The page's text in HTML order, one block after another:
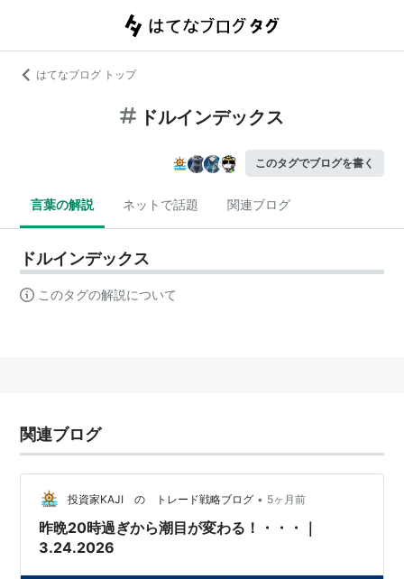
はてなブログ トップ
ドルインデックス
このタグでブログを書く
言葉の解説 ネットで話題 関連ブログ
ドルインデックス
このタグの解説について
関連ブログ
投資家KAJI の トレード戦略ブログ • 5ヶ月前
昨晩20時過ぎから潮目が変わる！・・・｜
3.24.2026